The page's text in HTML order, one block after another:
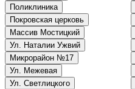
Поликлиника
Покровская церковь
Массив Мостицкий
Ул. Наталии Ужвий
Микрорайон №17
Ул. Межевая
Ул. Светлицкого